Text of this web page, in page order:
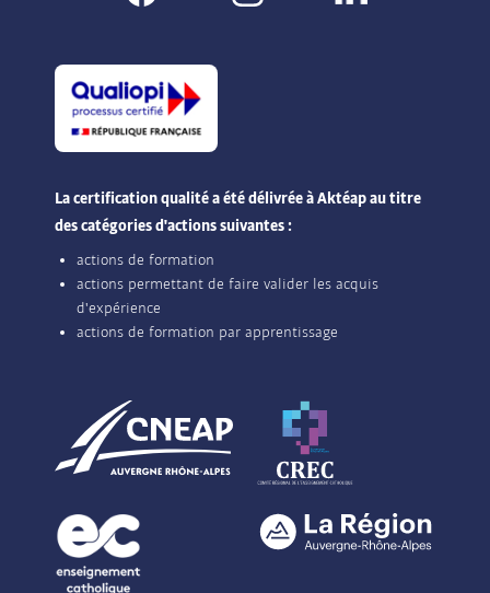
La certification qualité a été délivrée à Aktéap au titre
des catégories d'actions suivantes :
actions de formation
actions permettant de faire valider les acquis
d'expérience
actions de formation par apprentissage